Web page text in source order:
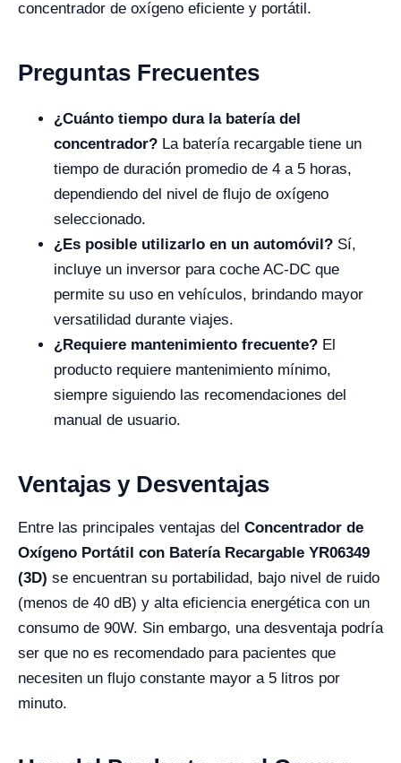
concentrador de oxígeno eficiente y portátil.
Preguntas Frecuentes
¿Cuánto tiempo dura la batería del
concentrador? La batería recargable tiene un
tiempo de duración promedio de 4 a 5 horas,
dependiendo del nivel de flujo de oxígeno
seleccionado.
¿Es posible utilizarlo en un automóvil? Sí,
incluye un inversor para coche AC-DC que
permite su uso en vehículos, brindando mayor
versatilidad durante viajes.
¿Requiere mantenimiento frecuente? El
producto requiere mantenimiento mínimo,
siempre siguiendo las recomendaciones del
manual de usuario.
Ventajas y Desventajas
Entre las principales ventajas del Concentrador de
Oxígeno Portátil con Batería Recargable YR06349
(3D) se encuentran su portabilidad, bajo nivel de ruido
(menos de 40 dB) y alta eficiencia energética con un
consumo de 90W. Sin embargo, una desventaja podría
ser que no es recomendado para pacientes que
necesiten un flujo constante mayor a 5 litros por
minuto.